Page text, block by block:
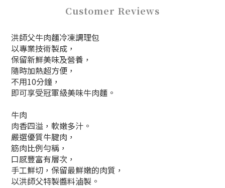
Customer Reviews
洪師父牛肉麵冷凍調理包
以專業技術製成，
保留新鮮美味及營養，
隨時加熱超方便，
不用10分鐘，
即可享受冠軍級美味牛肉麵。
牛肉
肉香四溢，軟嫩多汁。
嚴選優質牛腱肉，
筋肉比例勻稱，
口感豐富有層次，
手工鮮切，保留最鮮嫩的肉質，
以洪師父特製醬料滷製。